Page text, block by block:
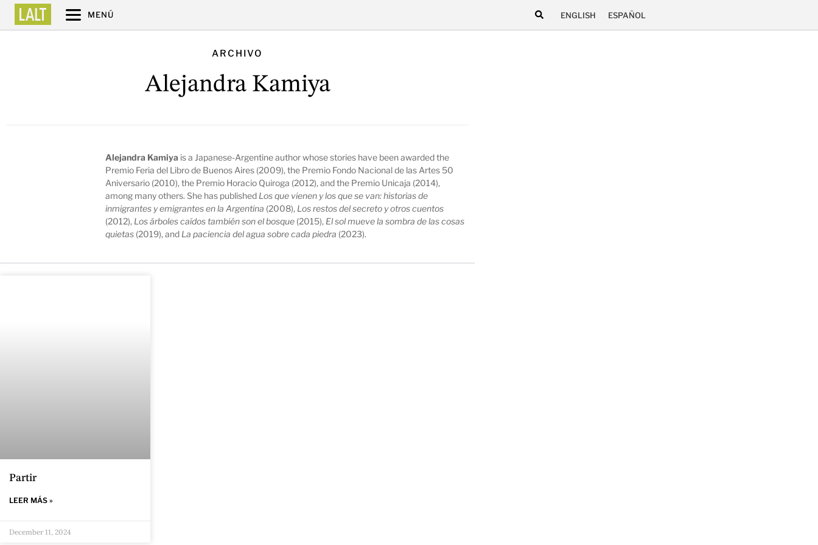
MENÚ ENGLISH ESPAÑOL
ARCHIVO
Alejandra Kamiya
Alejandra Kamiya is a Japanese-Argentine author whose stories have been awarded the
Premio Feria del Libro de Buenos Aires (2009), the Premio Fondo Nacional de las Artes 50
Aniversario (2010), the Premio Horacio Quiroga (2012), and the Premio Unicaja (2014),
among many others. She has published Los que vienen y los que se van: historias de
inmigrantes y emigrantes en la Argentina (2008), Los restos del secreto y otros cuentos
(2012), Los árboles caídos también son el bosque (2015), El sol mueve la sombra de las cosas
quietas (2019), and La paciencia del agua sobre cada piedra (2023).
Partir
LEER MÁS »
December 11, 2024